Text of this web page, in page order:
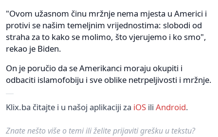
"Ovom užasnom činu mržnje nema mjesta u Americi i
protivi se našim temeljnim vrijednostima: slobodi od
straha za to kako se molimo, što vjerujemo i ko smo",
rekao je Biden.
On je poručio da se Amerikanci moraju okupiti i
odbaciti islamofobiju i sve oblike netrpeljivosti i mržnje.
Klix.ba čitajte i u našoj aplikaciji za iOS ili Android.
Znate nešto više o temi ili želite prijaviti grešku u tekstu?